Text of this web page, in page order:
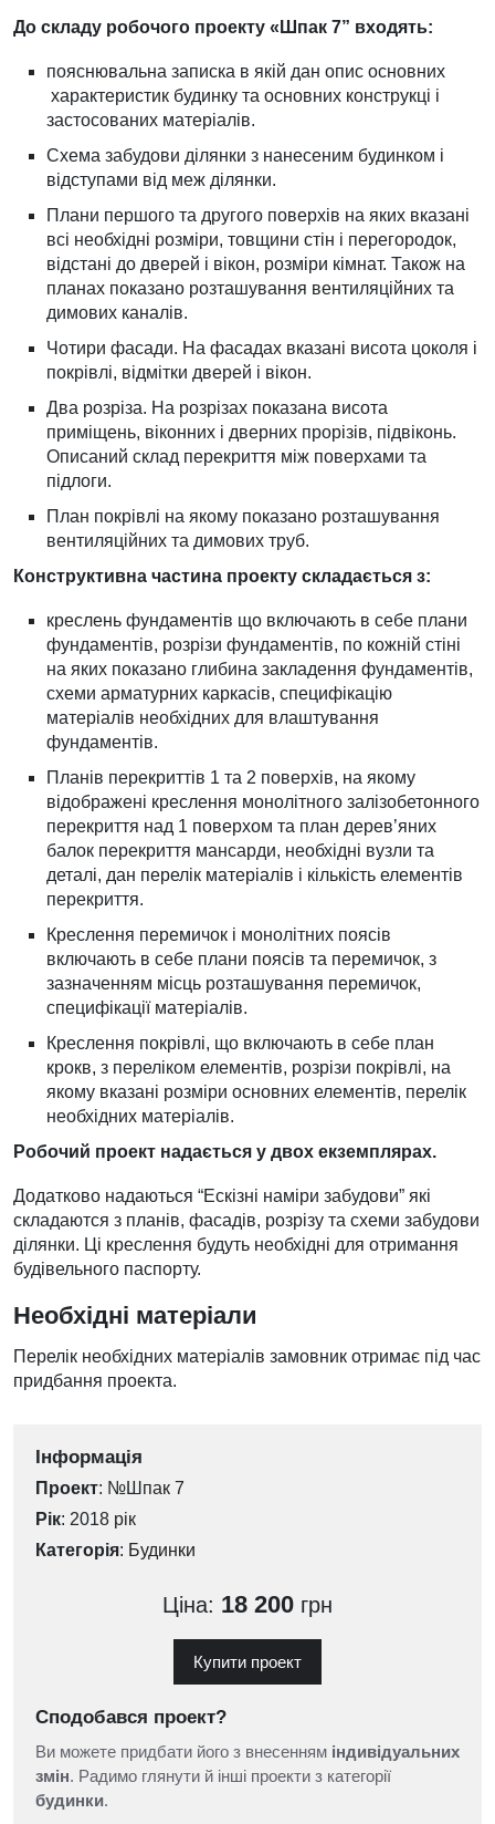
До складу робочого проекту «Шпак 7” входять:
пояснювальна записка в якій дан опис основних
характеристик будинку та основних конструкці і
застосованих матеріалів.
Схема забудови ділянки з нанесеним будинком і
відступами від меж ділянки.
Плани першого та другого поверхів на яких вказані
всі необхідні розміри, товщини стін і перегородок,
відстані до дверей і вікон, розміри кімнат. Також на
планах показано розташування вентиляційних та
димових каналів.
Чотири фасади. На фасадах вказані висота цоколя і
покрівлі, відмітки дверей і вікон.
Два розріза. На розрізах показана висота
приміщень, віконних і дверних прорізів, підвіконь.
Описаний склад перекриття між поверхами та
підлоги.
План покрівлі на якому показано розташування
вентиляційних та димових труб.
Конструктивна частина проекту складається з:
креслень фундаментів що включають в себе плани
фундаментів, розрізи фундаментів, по кожній стіні
на яких показано глибина закладення фундаментів,
схеми арматурних каркасів, специфікацію
матеріалів необхідних для влаштування
фундаментів.
Планів перекриттів 1 та 2 поверхів, на якому
відображені креслення монолітного залізобетонного
перекриття над 1 поверхом та план дерев’яних
балок перекриття мансарди, необхідні вузли та
деталі, дан перелік матеріалів і кількість елементів
перекриття.
Креслення перемичок і монолітних поясів
включають в себе плани поясів та перемичок, з
зазначенням місць розташування перемичок,
специфікації матеріалів.
Креслення покрівлі, що включають в себе план
крокв, з переліком елементів, розрізи покрівлі, на
якому вказані розміри основних елементів, перелік
необхідних матеріалів.
Робочий проект надається у двох екземплярах.
Додатково надаються “Ескізні наміри забудови” які
складаются з планів, фасадів, розрізу та схеми забудови
ділянки. Ці креслення будуть необхідні для отримання
будівельного паспорту.
Необхідні матеріали
Перелік необхідних матеріалів замовник отримає під час
придбання проекта.
Інформація
Проект: №Шпак 7
Рік: 2018 рік
Категорія: Будинки
Ціна: 18 200 грн
Купити проект
Сподобався проект?
Ви можете придбати його з внесенням індивідуальних
змін. Радимо глянути й інші проекти з категорії
будинки.